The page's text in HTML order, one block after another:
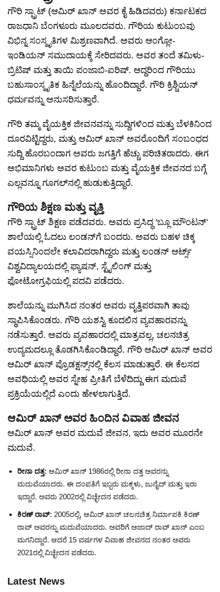
ಗೌರಿ ಸ್ಪ್ರಾಟ್ (ಆಮಿರ್ ಖಾನ್ ಅವರ ಕೈ ಹಿಡಿದವರು) ಕರ್ನಾಟಕದ
ರಾಜಧಾನಿ ಬೆಂಗಳೂರು ಮೂಲದವರು. ಗೌರಿಯ ಕುಟುಂಬವು
ವಿಭಿನ್ನ ಸಂಸ್ಕೃತಿಗಳ ಮಿಶ್ರಣವಾಗಿದೆ. ಅವರು ಆಂಗ್ಲೋ-
ಇಂಡಿಯನ್ ಸಮುದಾಯಕ್ಕೆ ಸೇರಿದವರು. ಅವರ ತಂದೆ ತಮಿಳು-
ಬ್ರಿಟಿಷ್ ಮತ್ತು ತಾಯಿ ಪಂಜಾಬಿ-ಐರಿಷ್. ಆದ್ದರಿಂದ ಗೌರಿಯು
ಬಹುಸಾಂಸ್ಕೃತಿಕ ಹಿನ್ನೆಲೆಯನ್ನು ಹೊಂದಿದ್ದಾರೆ. ಗೌರಿ ಕ್ರಿಶ್ಚಿಯನ್
ಧರ್ಮವನ್ನು ಅನುಸರಿಸುತ್ತಾರೆ.
ಗೌರಿ ತಮ್ಮ ವೈಯಕ್ತಿಕ ಜೀವನವನ್ನು ಸುದ್ದಿಗಳಿಂದ ಮತ್ತು ಬೆಳಕಿನಿಂದ
ದೂರವಿಟ್ಟಿದ್ದರು, ಮತ್ತು ಆಮಿರ್ ಖಾನ್ ಅವರೊಂದಿಗೆ ಸಂಬಂಧದ
ಸುದ್ದಿ ಹೊರಬಂದಾಗ ಅವರು ಜಗತ್ತಿಗೆ ಹೆಚ್ಚು ಪರಿಚಿತರಾದರು. ಈಗ
ಅಭಿಮಾನಿಗಳು ಅವರ ಕುಟುಂಬ ಮತ್ತು ವೈಯಕ್ತಿಕ ಜೀವನದ ಬಗ್ಗೆ
ಎಲ್ಲವನ್ನೂ ಗೂಗಲ್‌ನಲ್ಲಿ ಹುಡುಕುತ್ತಿದ್ದಾರೆ.
ಗೌರಿಯ ಶಿಕ್ಷಣ ಮತ್ತು ವೃತ್ತಿ
ಗೌರಿ ಸ್ಪ್ರಾಟ್ ಶಿಕ್ಷಣ ಪಡೆದವರು. ಅವರು ಪ್ರಸಿದ್ಧ 'ಬ್ಲೂ ಮೌಂಟನ್'
ಶಾಲೆಯಲ್ಲಿ ಓದಲು ಲಂಡನ್‌ಗೆ ಬಂದರು. ಅವರು ಬಹಳ ಚಿಕ್ಕ
ವಯಸ್ಸಿನಿಂದಲೇ ಕಲಾವಿದರಾಗಿದ್ದರು ಮತ್ತು ಲಂಡನ್ ಆರ್ಟ್ಸ್
ವಿಶ್ವವಿದ್ಯಾಲಯದಲ್ಲಿ ಫ್ಯಾಷನ್, ಸ್ಟೈಲಿಂಗ್ ಮತ್ತು
ಫೋಟೋಗ್ರಫಿಯಲ್ಲಿ ಪದವಿ ಪಡೆದರು.
ಶಾಲೆಯನ್ನು ಮುಗಿಸಿದ ನಂತರ ಅವರು ವೃತ್ತಿಪರವಾಗಿ ತಾವು
ಸ್ಥಾಪಿಸಿಕೊಂಡರು. ಗೌರಿ ಯಶಸ್ವಿ ಕೂದಲಿನ ವ್ಯವಹಾರವನ್ನು
ನಡೆಸುತ್ತಾರೆ. ಅವರು ವ್ಯವಹಾರದಲ್ಲಿ ಮಾತ್ರವಲ್ಲ, ಚಲನಚಿತ್ರ
ಉದ್ಯಮದಲ್ಲೂ ತೊಡಗಿಸಿಕೊಂಡಿದ್ದಾರೆ. ಗೌರಿ ಆಮಿರ್ ಖಾನ್ ಅವರ
ಆಮಿರ್ ಖಾನ್ ಪ್ರೊಡಕ್ಷನ್ಸ್‌ನಲ್ಲಿ ಕೆಲಸ ಮಾಡುತ್ತಾರೆ. ಈ ಕೆಲಸದ
ಅವಧಿಯಲ್ಲಿ ಅವರ ಸ್ನೇಹ ಪ್ರೀತಿಗೆ ಬೆಳೆದಿದ್ದು ಈಗ ಮದುವೆ
ಪ್ರಕ್ರಿಯೆಯಲ್ಲಿದೆ ಎಂದು ಹೇಳಲಾಗುತ್ತಿದೆ.
ಆಮಿರ್ ಖಾನ್ ಅವರ ಹಿಂದಿನ ವಿವಾಹ ಜೀವನ
ಆಮಿರ್ ಖಾನ್ ಅವರ ಮದುವೆ ಜೀವನ, ಇದು ಅವರ ಮೂರನೇ
ಮದುವೆ.
ರೀನಾ ದತ್ತ: ಆಮಿರ್ ಖಾನ್ 1986ರಲ್ಲಿ ರೀನಾ ದತ್ತ ಅವರನ್ನು
ಮದುವೆಯಾದರು. ಈ ದಂಪತಿಗೆ ಇಬ್ಬರು ಮಕ್ಕಳು, ಜುನೈದ್ ಮತ್ತು ಇರಾ
ಇದ್ದಾರೆ. ಅವರು 2002ರಲ್ಲಿ ವಿಚ್ಛೇದನ ಪಡೆದರು.
ಕಿರಣ್ ರಾವ್: 2005ರಲ್ಲಿ, ಆಮಿರ್ ಖಾನ್ ಚಲನಚಿತ್ರ ನಿರ್ಮಾಪಕಿ ಕಿರಣ್
ರಾವ್ ಅವರನ್ನು ಮದುವೆಯಾದರು. ಅವರಿಗೆ ಅಜಾದ್ ರಾವ್ ಖಾನ್ ಎಂಬ
ಮಗನಿದ್ದಾರೆ. ಆದರೆ 15 ವರ್ಷಗಳ ವಿವಾಹ ಜೀವನದ ನಂತರ ಅವರು
2021ರಲ್ಲಿ ವಿಚ್ಛೇದನ ಪಡೆದರು.
Latest News